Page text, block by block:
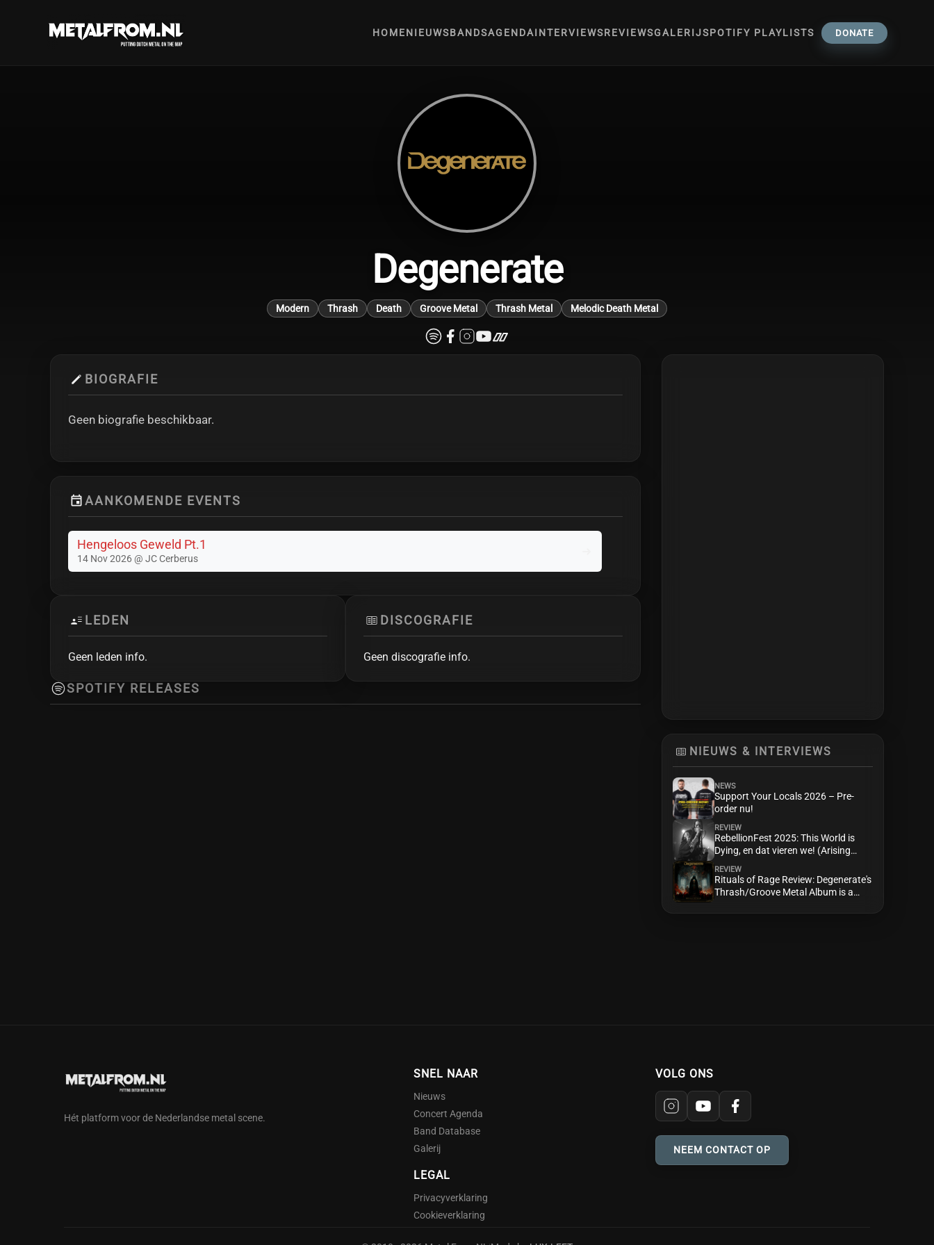
HOMENIEUWSBANDSAGENDAINTERVIEWSREVIEWSGALERIJSPOTIFY PLAYLISTS DONATE
Degenerate
Modern Thrash Death Groove Metal Thrash Metal Melodic Death Metal
BIOGRAFIE
Geen biografie beschikbaar.
AANKOMENDE EVENTS
Hengeloos Geweld Pt.1
14 Nov 2026 @ JC Cerberus
LEDEN
Geen leden info.
DISCOGRAFIE
Geen discografie info.
SPOTIFY RELEASES
NIEUWS & INTERVIEWS
NEWS
Support Your Locals 2026 – Pre-
order nu!
REVIEW
RebellionFest 2025: This World is
Dying, en dat vieren we! (Arising
Rebellion album release)
REVIEW
Rituals of Rage Review: Degenerate's
Thrash/Groove Metal Album is a
Hét platform voor de Nederlandse metal scene.
SNEL NAAR
Nieuws
Concert Agenda
Band Database
Galerij
LEGAL
Privacyverklaring
Cookieverklaring
VOLG ONS
NEEM CONTACT OP